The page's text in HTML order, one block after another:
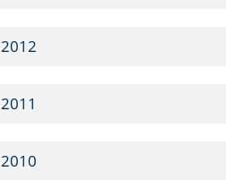
2012
2011
2010